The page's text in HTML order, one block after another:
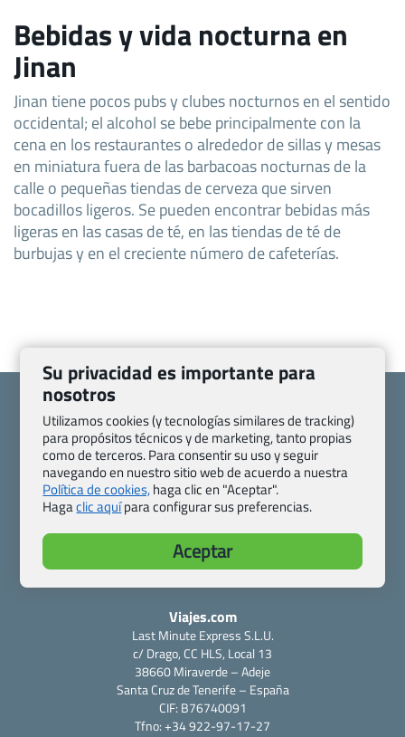
Bebidas y vida nocturna en
Jinan
Jinan tiene pocos pubs y clubes nocturnos en el sentido
occidental; el alcohol se bebe principalmente con la
cena en los restaurantes o alrededor de sillas y mesas
en miniatura fuera de las barbacoas nocturnas de la
calle o pequeñas tiendas de cerveza que sirven
bocadillos ligeros. Se pueden encontrar bebidas más
ligeras en las casas de té, en las tiendas de té de
burbujas y en el creciente número de cafeterías.
Quienes somos
Contacto
Pasaporte, Visado, Salud y otras disposiciones específicas
Blog de Viajes.com
Registro de agencias
Preguntas frecuentes
Condiciones generales
Política de privacidad y cookies
Viajes.com
Last Minute Express S.L.U.
c/ Drago, CC HLS, Local 13
38660 Miraverde – Adeje
Santa Cruz de Tenerife – España
CIF: B76740091
Tfno: +34 922-97-17-27
Su privacidad es importante para
nosotros
Utilizamos cookies (y tecnologías similares de tracking)
para propósitos técnicos y de marketing, tanto propias
como de terceros. Para consentir su uso y seguir
navegando en nuestro sitio web de acuerdo a nuestra
Política de cookies,haga clic en "Aceptar".
Hagaclic aquípara configurar sus preferencias.
Aceptar